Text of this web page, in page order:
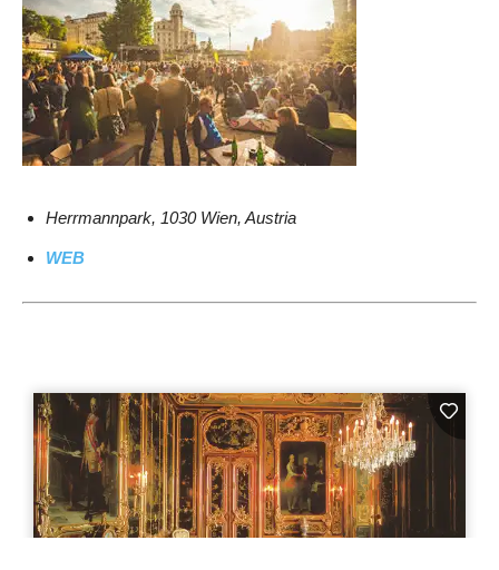
Herrmannpark, 1030 Wien, Austria
WEB